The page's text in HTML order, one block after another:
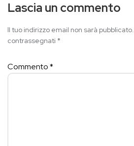
Lascia un commento
Il tuo indirizzo email non sarà pubblicato.
contrassegnati *
Commento*